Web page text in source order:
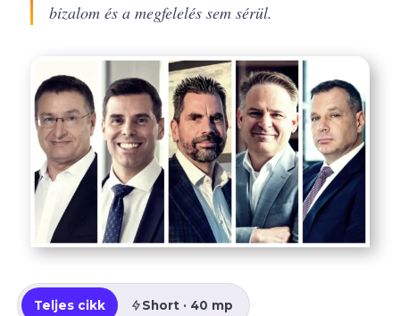
bizalom és a megfelelés sem sérül.
Teljes cikk Short · 40 mp